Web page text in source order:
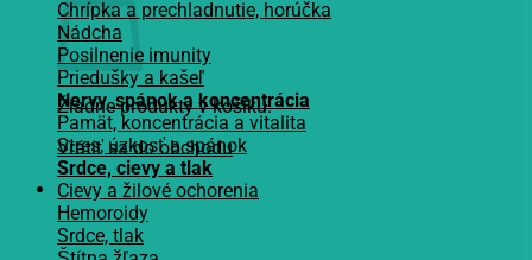
Žiadne produkty v košíku.
Vrátiť sa do obchodu
Chrípka a prechladnutie, horúčka
Nádcha
Posilnenie imunity
Priedušky a kašeľ
Nervy, spánok a koncentrácia
Pamät, koncentrácia a vitalita
Stres, úzkosť a spánok
Srdce, cievy a tlak
Cievy a žilové ochorenia
Hemoroidy
Srdce, tlak